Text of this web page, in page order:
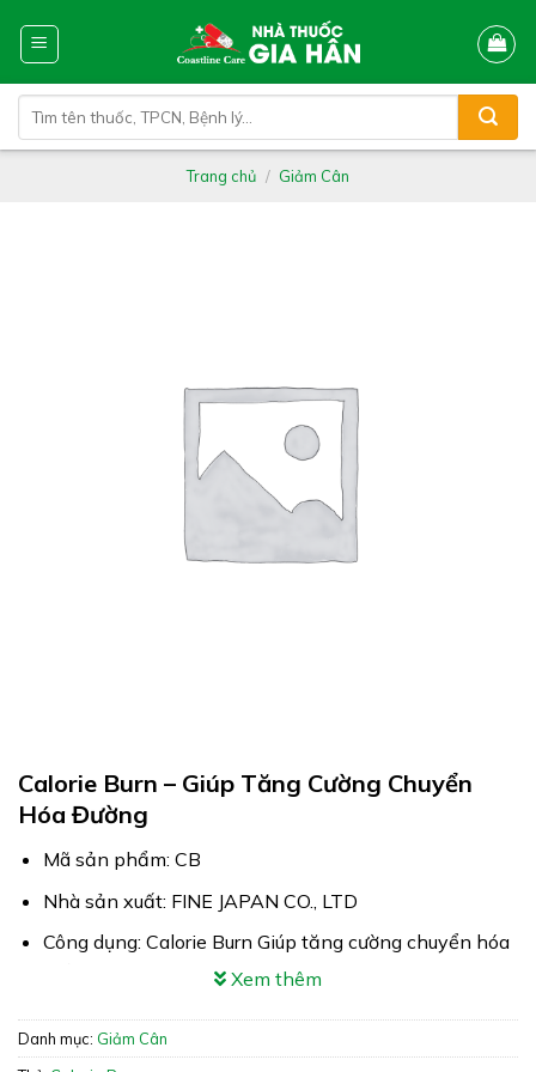
kiếm:
Trang chủ / Giảm Cân
Calorie Burn – Giúp Tăng Cường Chuyển
Hóa Đường
Mã sản phẩm: CB
Nhà sản xuất: FINE JAPAN CO., LTD
Công dụng: Calorie Burn Giúp tăng cường chuyển hóa
Giấy phép: 2090/2022/ĐKSP
Xem thêm
Danh mục: Giảm Cân